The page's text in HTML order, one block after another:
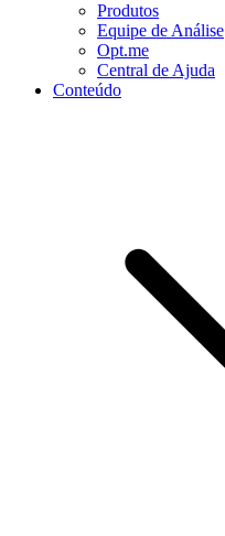
Produtos
Equipe de Análise
Opt.me
Central de Ajuda
Conteúdo